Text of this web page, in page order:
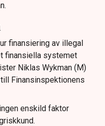
finansiering av illegal
finansiella systemet
Niklas Wykman (M)
Finansinspektionens
enskild faktor